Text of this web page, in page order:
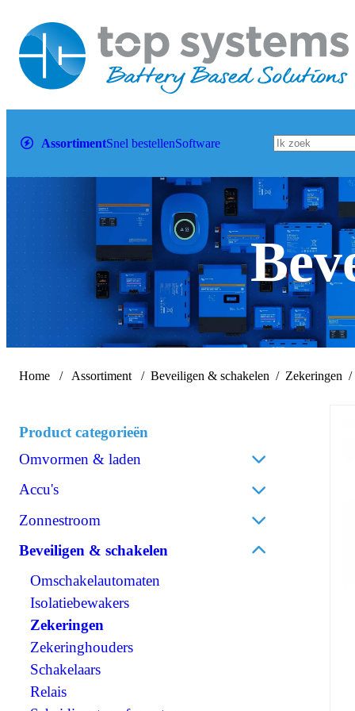
AssortimentSnel bestellenSoftware
Home Assortiment Beveiligen & schakelen Zekeringen
Product categorieën
Omvormen & laden
Acculaders
Omvormen/laden combi
Omvormen DC/AC
Omvormen DC/DC
120V Producten
IEC/UK Producten
Accessoires Omvormen & laden
Accu's
Lithium
AGM
Spiraalcel
Tractie
OPzS
OPzV
Accessoires accu's
Zonnestroom
Zonnepanelen
Omvormers zonnepanelen
Accessoires zonnepanelen
Beveiligen & schakelen
Omschakelautomaten
Isolatiebewakers
Zekeringen
Zekeringhouders
Schakelaars
Relais